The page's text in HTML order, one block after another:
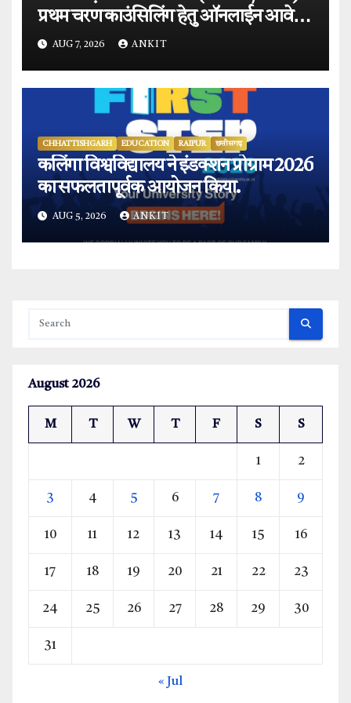
प्रथम चरण काउंसिलिंग हेतु ऑनलाईन आवेदन
प्रारंभ.
AUG 7, 2026 ANKIT
CHHATTISHGARH EDUCATION RAIPUR छत्तीसगढ़
कलिंगा विश्वविद्यालय ने इंडक्शन प्रोग्राम 2026
का सफलतापूर्वक आयोजन किया.
AUG 5, 2026 ANKIT
August 2026
M T W T F S S
1 2
3 4 5 6 7 8 9
10 11 12 13 14 15 16
17 18 19 20 21 22 23
24 25 26 27 28 29 30
31
« Jul